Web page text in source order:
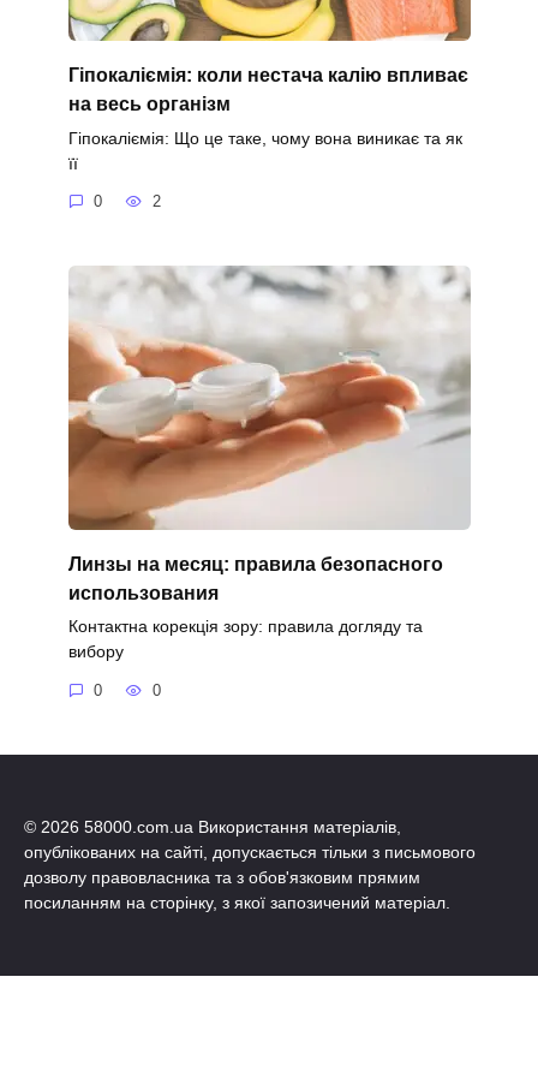
Гіпокаліємія: коли нестача калію впливає
на весь організм
Гіпокаліємія: Що це таке, чому вона виникає та як
її
0 2
Линзы на месяц: правила безопасного
использования
Контактна корекція зору: правила догляду та
вибору
0 0
© 2026 58000.com.ua Використання матеріалів,
опублікованих на сайті, допускається тільки з письмового
дозволу правовласника та з обов'язковим прямим
посиланням на сторінку, з якої запозичений матеріал.